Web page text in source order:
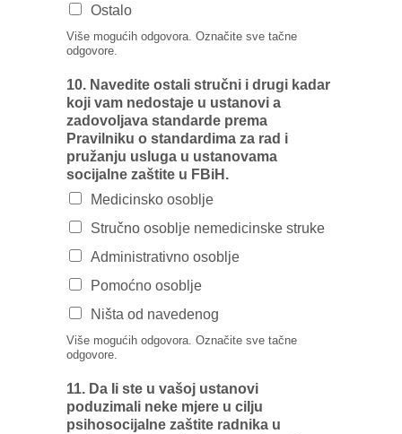
Ostalo
Više mogućih odgovora. Označite sve tačne
odgovore.
10. Navedite ostali stručni i drugi kadar
koji vam nedostaje u ustanovi a
zadovoljava standarde prema
Pravilniku o standardima za rad i
pružanju usluga u ustanovama
socijalne zaštite u FBiH.
Medicinsko osoblje
Stručno osoblje nemedicinske struke
Administrativno osoblje
Pomoćno osoblje
Ništa od navedenog
Više mogućih odgovora. Označite sve tačne
odgovore.
11. Da Ii ste u vašoj ustanovi
poduzimali neke mjere u cilju
psihosocijalne zaštite radnika u